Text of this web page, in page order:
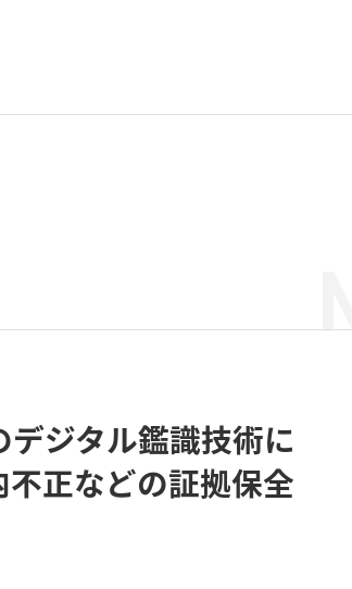
ジタル鑑識技術に
正などの証拠保全